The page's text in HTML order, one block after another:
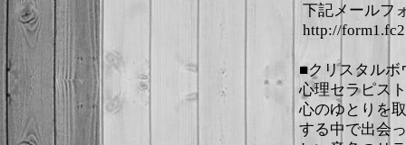
下記メールフ
http://
■クリスタルボ
心理セラピス
心のゆとりを
する中で出会